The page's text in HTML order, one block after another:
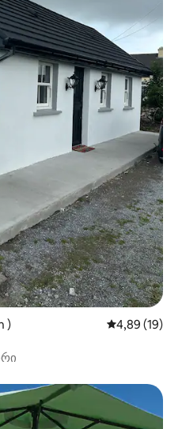
) საშუალო
4,89 (19)
ვარიანტი